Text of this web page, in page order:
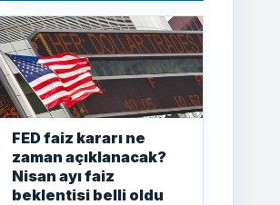
FED faiz kararı ne
zaman açıklanacak?
Nisan ayı faiz
beklentisi belli oldu